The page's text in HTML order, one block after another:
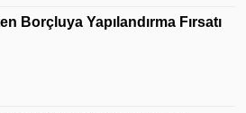
Borçluya Yapılandırma Fırsatı